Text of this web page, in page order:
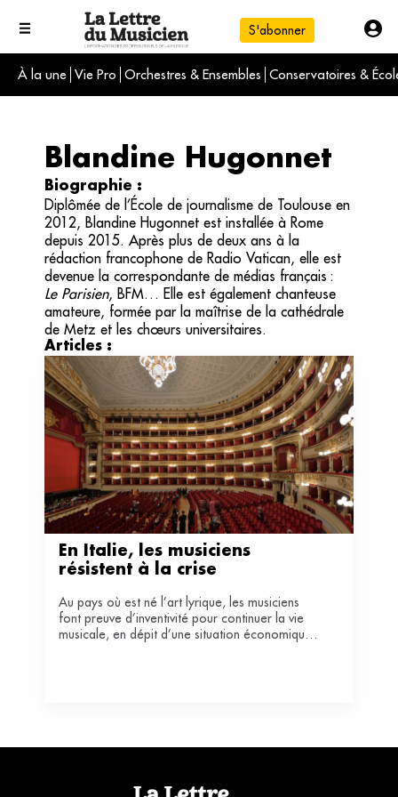
S'abonner
À la une Vie Pro Orchestres & Ensembles Conservatoires &
L'info du jour
International
Blandine Hugonnet
Biographie :
Diplômée de l’École de journalisme de Toulouse en
2012, Blandine Hugonnet est installée à Rome
depuis 2015. Après plus de deux ans à la
rédaction francophone de Radio Vatican, elle est
devenue la correspondante de médias français :
Le Parisien, BFM… Elle est également chanteuse
amateure, formée par la maîtrise de la cathédrale
de Metz et les chœurs universitaires.
Articles :
En Italie, les musiciens
résistent à la crise
Au pays où est né l’art lyrique, les musiciens
font preuve d’inventivité pour continuer la vie
musicale, en dépit d’une situation économique